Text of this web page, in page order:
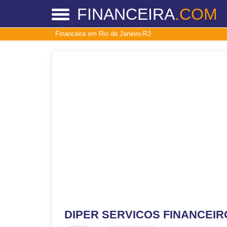
FINANCEIRA.COM
Financeira em Rio de Janeiro-RJ
DIPER SERVICOS